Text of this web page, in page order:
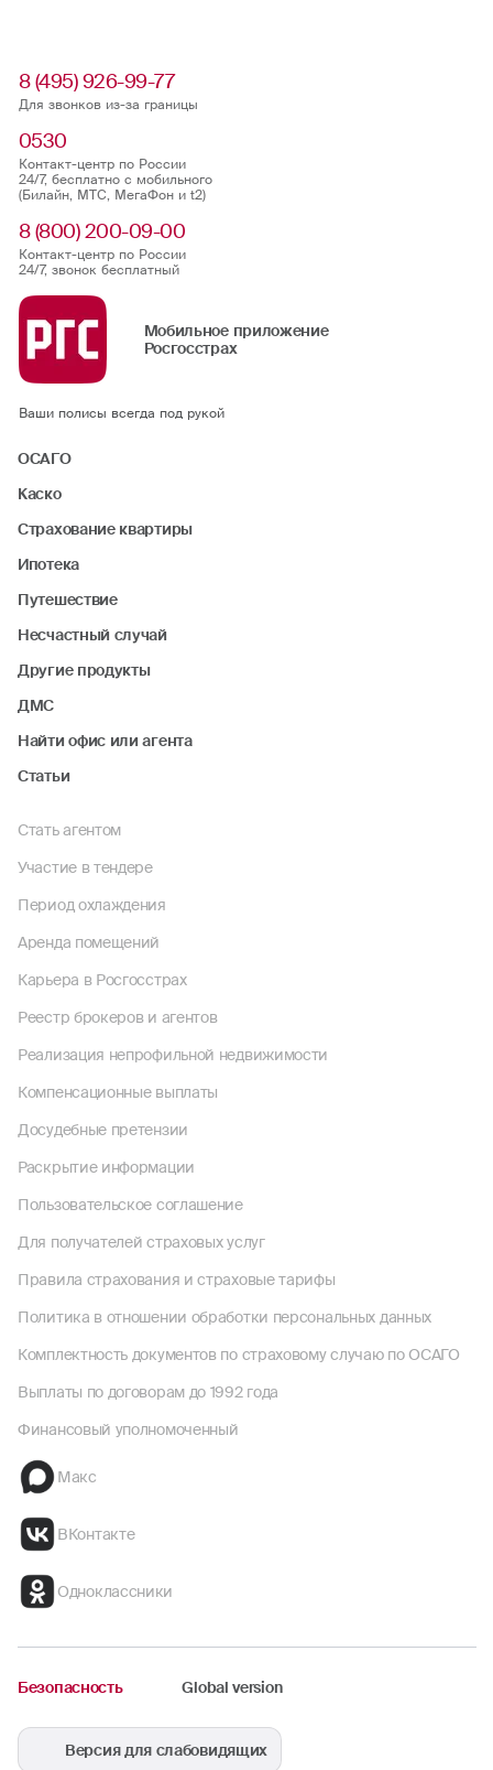
8 (495) 926-99-77
Для звонков из-за границы
0530
Контакт-центр по России
24/7, бесплатно с мобильного
(Билайн, МТС, МегаФон и t2)
8 (800) 200-09-00
Контакт-центр по России
24/7, звонок бесплатный
Мобильное приложение
Росгосстрах
Ваши полисы всегда под рукой
ОСАГО
Каско
Страхование квартиры
Ипотека
Путешествие
Несчастный случай
Другие продукты
ДМС
Найти офис или агента
Статьи
Стать агентом
Участие в тендере
Период охлаждения
Аренда помещений
Карьера в Росгосстрах
Реестр брокеров и агентов
Реализация непрофильной недвижимости
Компенсационные выплаты
Досудебные претензии
Раскрытие информации
Пользовательское соглашение
Для получателей страховых услуг
Правила страхования и страховые тарифы
Политика в отношении обработки персональных данных
Комплектность документов по страховому случаю по ОСАГО
Выплаты по договорам до 1992 года
Финансовый уполномоченный
Макс
ВКонтакте
Одноклассники
Безопасность Global version
Версия для слабовидящих